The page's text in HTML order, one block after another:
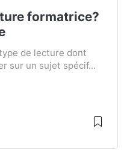
formatrice?
de lecture dont
sur un sujet spécif...